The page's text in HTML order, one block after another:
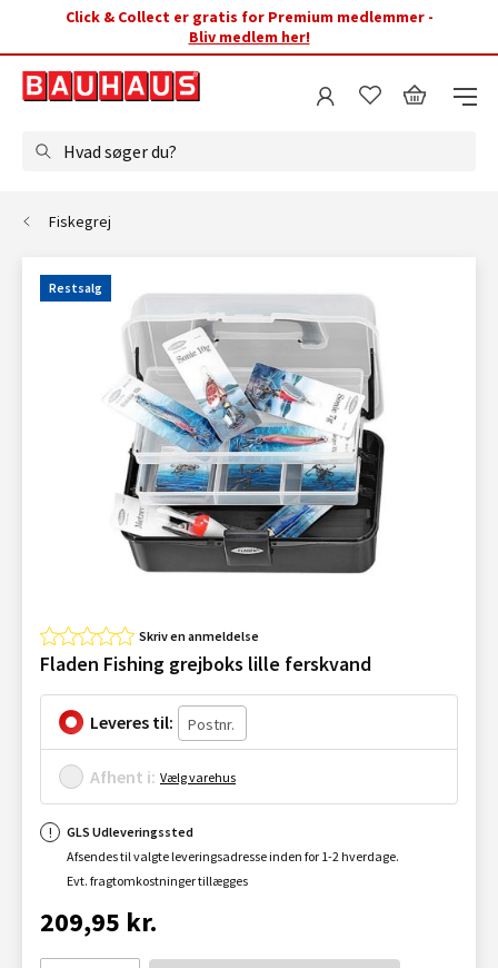
Click & Collect er gratis for Premium medlemmer -
Bliv medlem her!
Hvad søger du?
Fiskegrej
Restsalg
Skriv en anmeldelse
Fladen Fishing grejboks lille ferskvand
Leveres til:
Afhent i: Vælg varehus
GLS Udleveringssted
Afsendes til valgte leveringsadresse inden for 1-2 hverdage.
Evt. fragtomkostninger tillægges
209,95 kr.